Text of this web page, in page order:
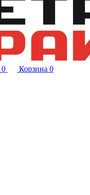
0 Корзина 0